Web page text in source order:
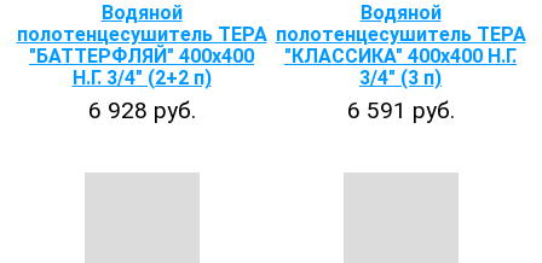
Водяной
полотенцесушитель ТЕРА
"БАТТЕРФЛЯЙ" 400х400
Н.Г. 3/4" (2+2 п)
6 928 руб.
Водяной
полотенцесушитель ТЕРА
"КЛАССИКА" 400х400 Н.Г.
3/4" (3 п)
6 591 руб.